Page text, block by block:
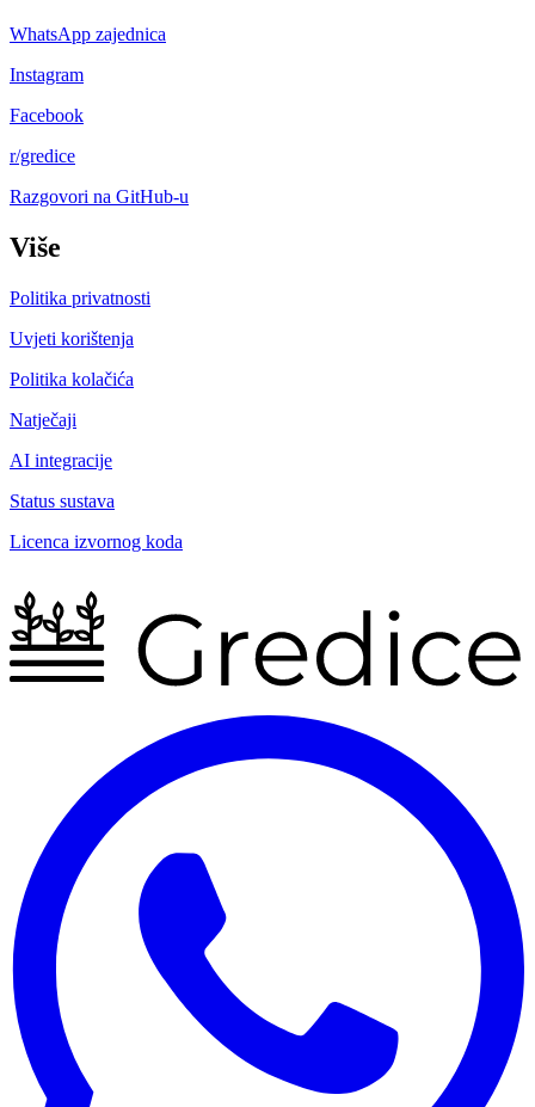
WhatsApp zajednica
Instagram
Facebook
r/gredice
Razgovori na GitHub-u
Više
Politika privatnosti
Uvjeti korištenja
Politika kolačića
Natječaji
AI integracije
Status sustava
Licenca izvornog koda